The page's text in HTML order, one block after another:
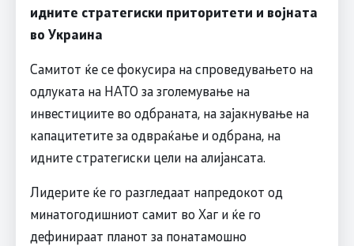
идните стратегиски приторитети и војната
во Украина
Самитот ќе се фокусира на спроведувањето на
одлуката на НАТО за зголемување на
инвестициите во одбраната, на зајакнување на
капацитетите за одвраќање и одбрана, на
идните стратегиски цели на алијансата.
Лидерите ќе го разгледаат напредокот од
минатогодишниот самит во Хаг и ќе го
дефинираат планот за понатамошно